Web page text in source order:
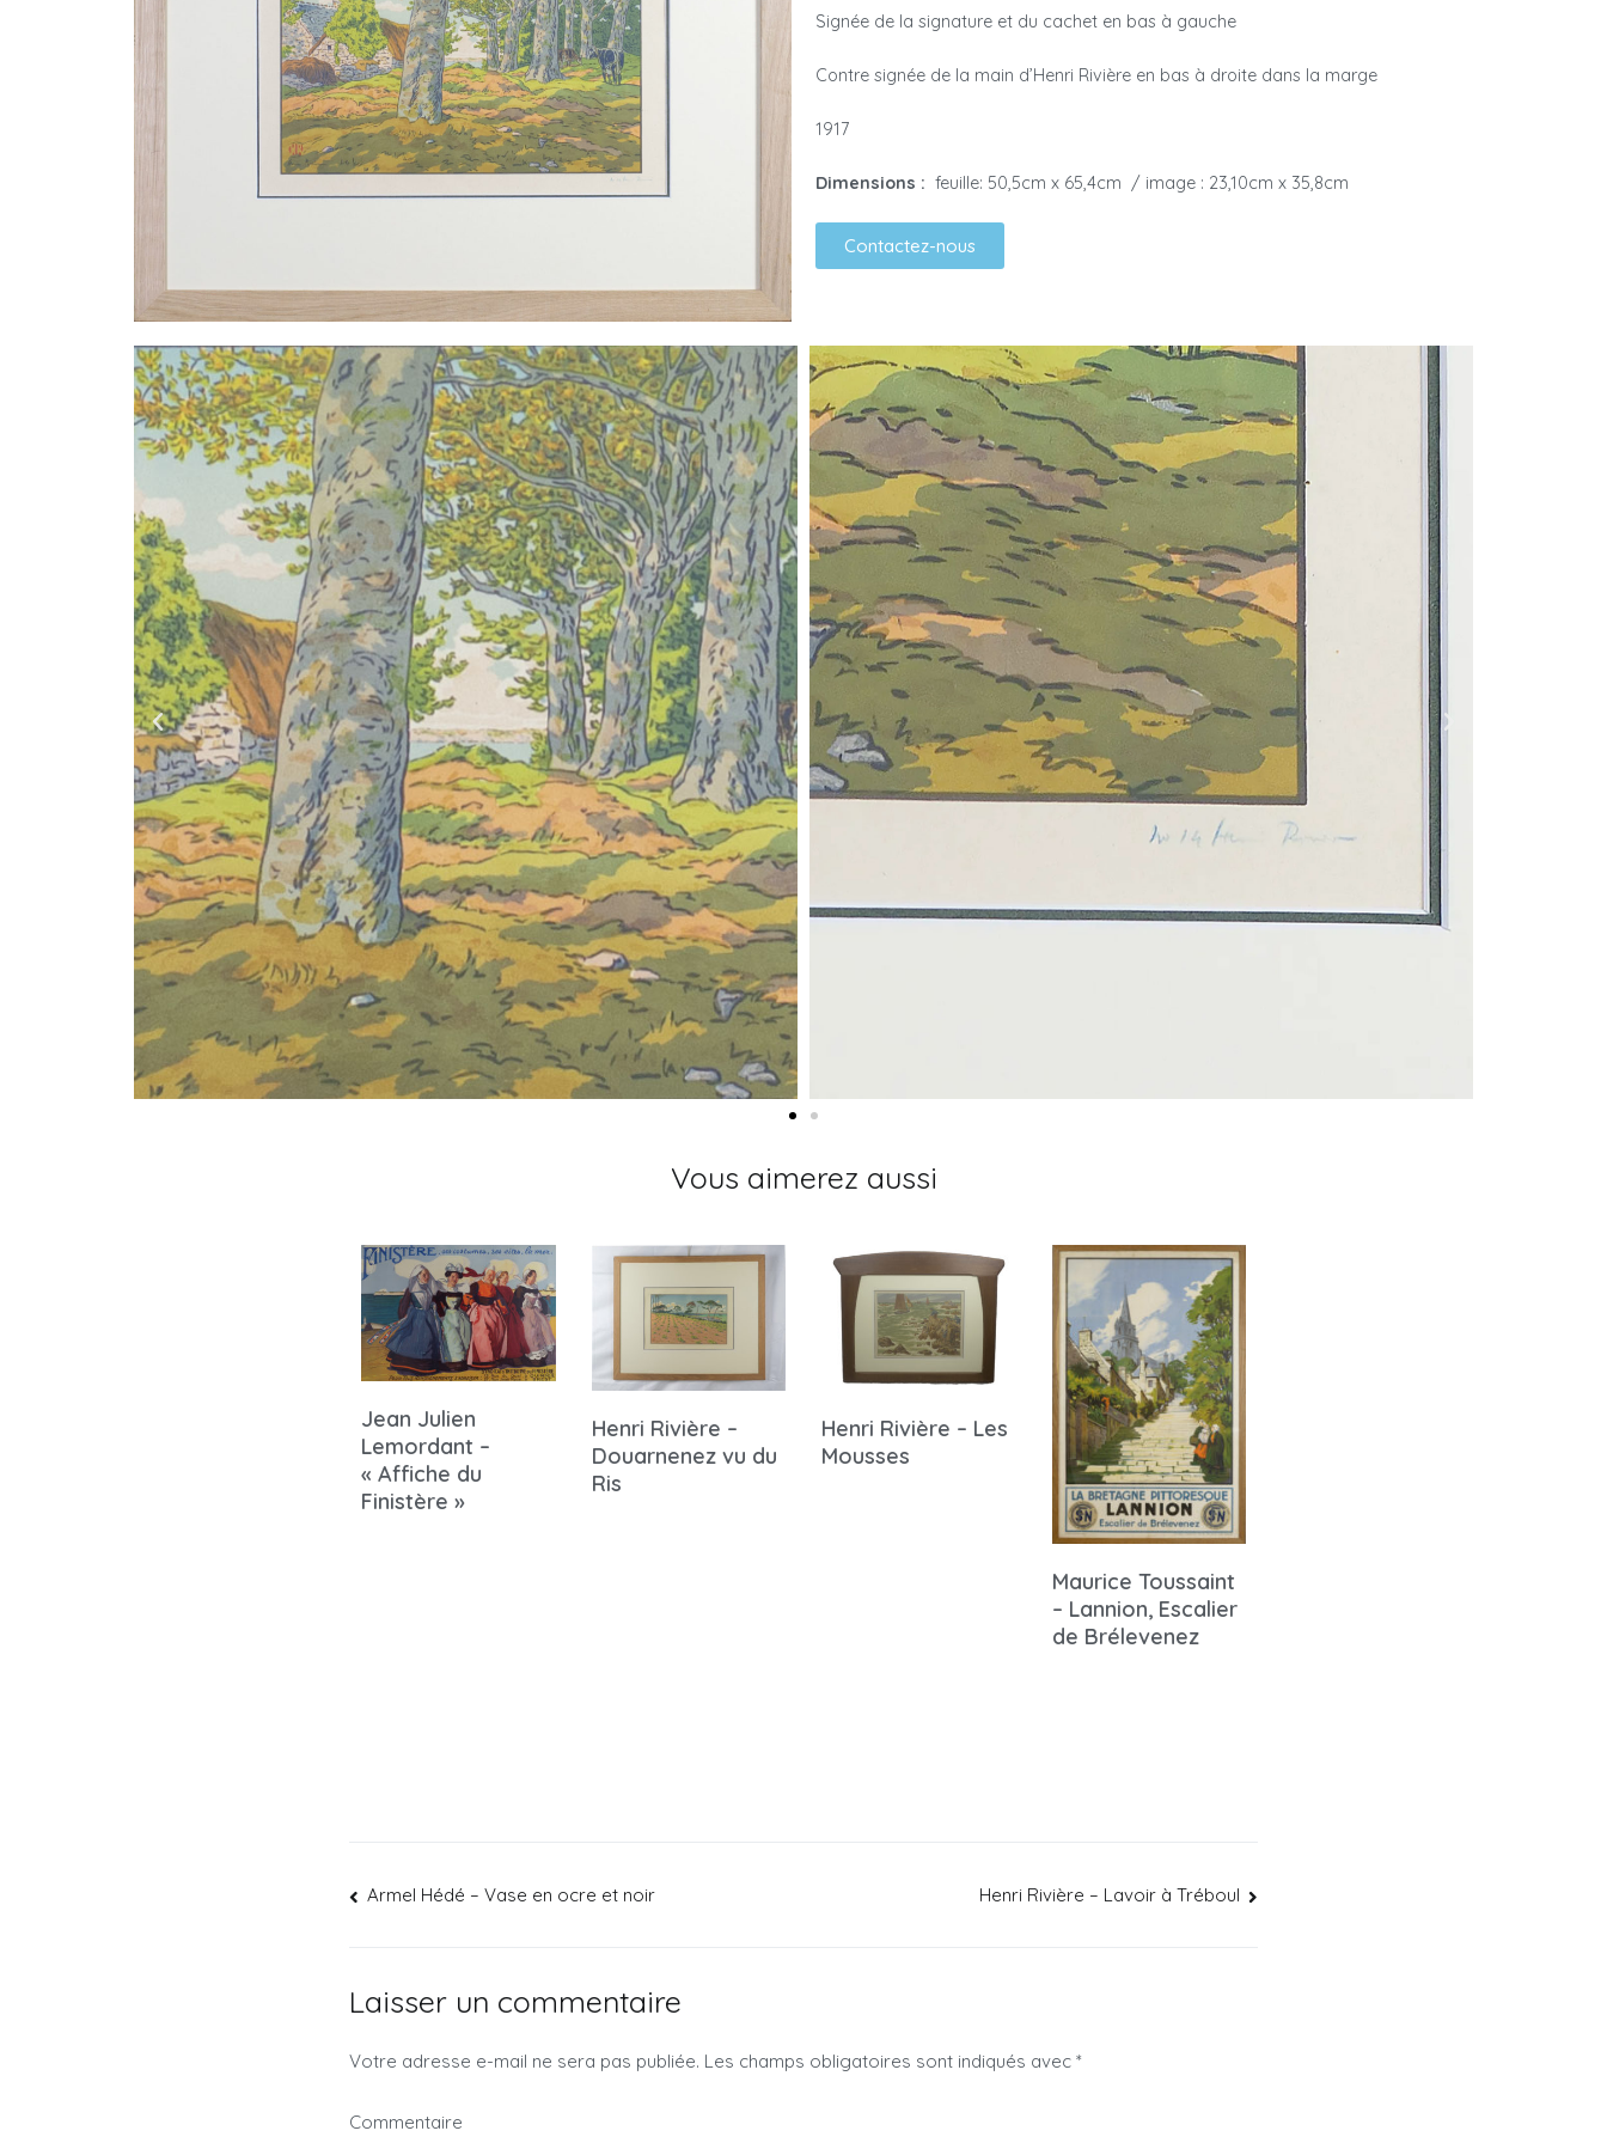
Signée de la signature et du cachet en bas à gauche
Contre signée de la main d’Henri Rivière en bas à droite dans la marge
1917
Dimensions : feuille: 50,5cm x 65,4cm / image : 23,10cm x 35,8cm
Contactez-nous
Vous aimerez aussi
Jean Julien
Lemordant –
« Affiche du
Finistère »
Henri Rivière –
Douarnenez vu du
Ris
Henri Rivière – Les
Mousses
Maurice Toussaint
– Lannion, Escalier
de Brélevenez
Armel Hédé – Vase en ocre et noir Henri Rivière – Lavoir à Tréboul
Laisser un commentaire
Votre adresse e-mail ne sera pas publiée. Les champs obligatoires sont indiqués avec *
Commentaire